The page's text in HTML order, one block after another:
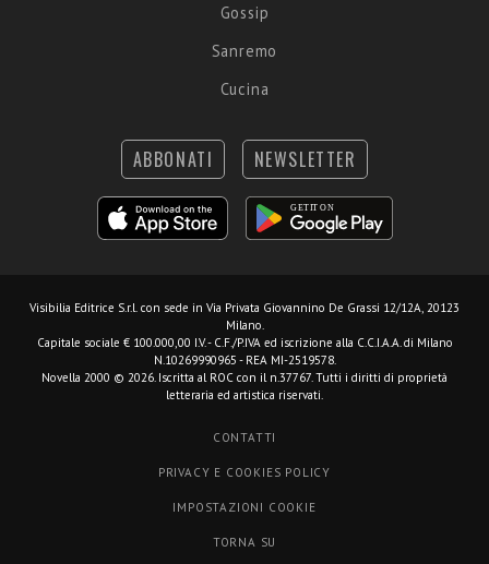
Gossip
Sanremo
Cucina
ABBONATI NEWSLETTER
Visibilia Editrice S.r.l. con sede in Via Privata Giovannino De Grassi 12/12A, 20123
Milano.
Capitale sociale € 100.000,00 I.V. - C.F./P.IVA ed iscrizione alla C.C.I.A.A. di Milano
N.10269990965 - REA MI-2519578.
Novella 2000 © 2026. Iscritta al ROC con il n.37767. Tutti i diritti di proprietà
letteraria ed artistica riservati.
CONTATTI
PRIVACY E COOKIES POLICY
IMPOSTAZIONI COOKIE
TORNA SU